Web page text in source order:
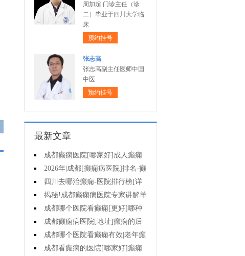
周加超 门诊主任（诊
二）毕业于四川大学临
床
预约挂号
张志高
张志高副主任医师中国
中医
预约挂号
最新文章
成都癫痫医院[哪家好]成人癫痫
发作的原因有哪些?
2026年|成都[癫痫病医院]排名-癫
痫病要注意什么?
四川去哪治癫痫-医院排行榜[详
细排名]女性癫痫怎么治疗?
揭秘!成都癫痫病医院专家讲解羊
癫疯对不同年龄段病人的影响?
成都哪个医院看癫痫[更好]哪种
方法治母猪疯很有效?
成都癫痫病医院[地址]癫痫的后
遗症有什么?
成都哪个医院看癫痫有效|老年癫
痫早期的治疗?
成都看癫痫的医院[哪家好]癫痫